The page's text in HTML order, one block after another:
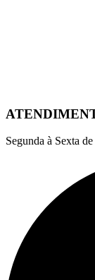
Segunda à Sexta